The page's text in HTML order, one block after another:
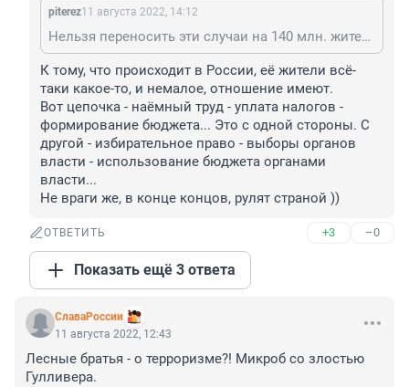
piterez11 августа 2022, 14:12
Нельзя переносить эти случаи на 140 млн. жителей страны... На Западе тоже есть свои Красиковы, а может и дажк хуже, но это не служит предлогом для коллективного наказания....
К тому, что происходит в России, её жители всё-
таки какое-то, и немалое, отношение имеют.
Вот цепочка - наёмный труд - уплата налогов -
формирование бюджета... Это с одной стороны. С
другой - избирательное право - выборы органов
власти - использование бюджета органами
власти...
Не враги же, в конце концов, рулят страной ))
ОТВЕТИТЬ +3 –0
Показать ещё 3 ответа
СлаваРоссии
11 августа 2022, 12:43
Лесные братья - о терроризме?! Микроб со злостью
Гулливера.